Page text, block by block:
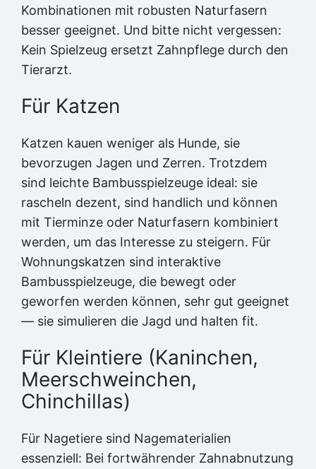
Kombinationen mit robusten Naturfasern
besser geeignet. Und bitte nicht vergessen:
Kein Spielzeug ersetzt Zahnpflege durch den
Tierarzt.
Für Katzen
Katzen kauen weniger als Hunde, sie
bevorzugen Jagen und Zerren. Trotzdem
sind leichte Bambusspielzeuge ideal: sie
rascheln dezent, sind handlich und können
mit Tierminze oder Naturfasern kombiniert
werden, um das Interesse zu steigern. Für
Wohnungskatzen sind interaktive
Bambusspielzeuge, die bewegt oder
geworfen werden können, sehr gut geeignet
— sie simulieren die Jagd und halten fit.
Für Kleintiere (Kaninchen,
Meerschweinchen,
Chinchillas)
Für Nagetiere sind Nagematerialien
essenziell: Bei fortwährender Zahnabnutzung